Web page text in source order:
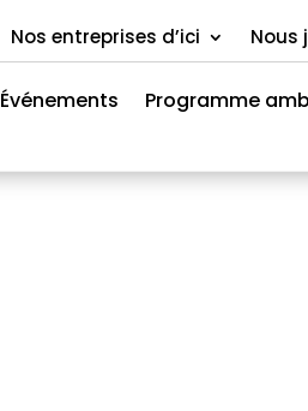
Nos entreprises d’ici Nous
Événements Programme